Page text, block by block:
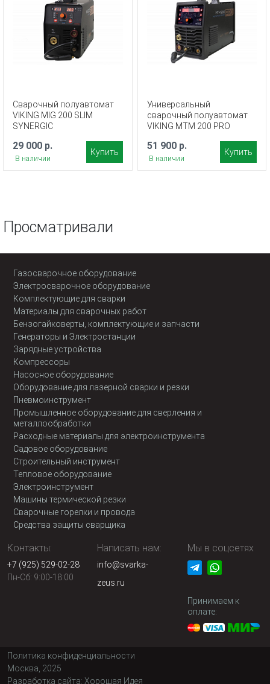
Сварочный полуавтомат
VIKING MIG 200 SLIM
SYNERGIC
29 000 р.
В наличии
Купить
Универсальный
сварочный полуавтомат
VIKING MTM 200 PRO
51 900 р.
В наличии
Купить
Просматривали
Газосварочное оборудование
Электросварочное оборудование
Комплектующие для сварки
Материалы для сварочных работ
Бензогайковерты, комплектующие и запчасти
Генераторы и Электростанции
Зарядные устройства
Компрессоры
Насосное оборудование
Оборудование для лазерной сварки и резки
Пневмоинструмент
Промышленное оборудование для сверления и
металлообработки
Расходные материалы для электроинструмента
Садовое оборудование
Строительный инструмент
Тепловое оборудование
Электроинструмент
Машины термической резки
Сварочные горелки и провода
Средства защиты сварщика
Контакты:
+7 (925) 529-02-28
Пн-Сб: 9:00-18:00
Написать нам:
info@svarka-
zeus.ru
Мы в соцсетях
Принимаем к
оплате:
Политика конфиденциальности
Москва, 2025
Разработка сайта: Хорошая Идея